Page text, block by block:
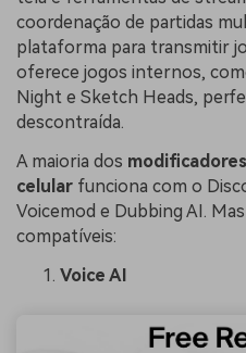
coordenação de partidas
plataforma para transmitir
oferece jogos internos,
Night e Sketch Heads,
descontraída.
A maioria dos
celular funciona com o
Voicemod e Dubbing AI.
compatíveis:
Voice AI